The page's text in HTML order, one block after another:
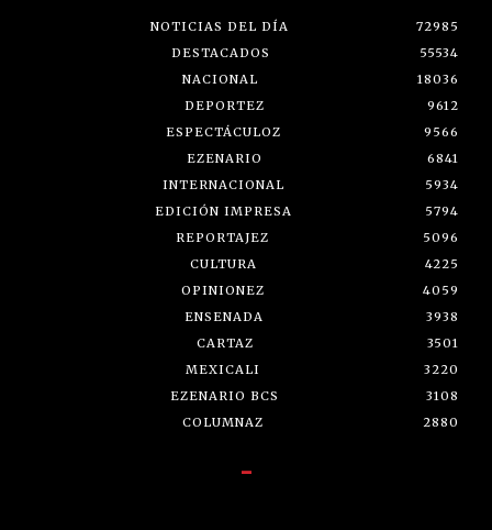
NOTICIAS DEL DÍA
72985
DESTACADOS
55534
NACIONAL
18036
DEPORTEZ
9612
ESPECTÁCULOZ
9566
EZENARIO
6841
INTERNACIONAL
5934
EDICIÓN IMPRESA
5794
REPORTAJEZ
5096
CULTURA
4225
OPINIONEZ
4059
ENSENADA
3938
CARTAZ
3501
MEXICALI
3220
EZENARIO BCS
3108
COLUMNAZ
2880
-